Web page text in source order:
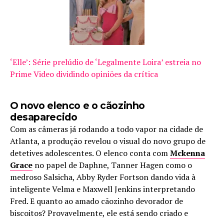
‘Elle’: Série prelúdio de ‘Legalmente Loira’ estreia no
Prime Video dividindo opiniões da crítica
O novo elenco e o cãozinho
desaparecido
Com as câmeras já rodando a todo vapor na cidade de
Atlanta, a produção revelou o visual do novo grupo de
detetives adolescentes. O elenco conta comMckenna
Grace no papel de Daphne, Tanner Hagen como o
medroso Salsicha, Abby Ryder Fortson dando vida à
inteligente Velma e Maxwell Jenkins interpretando
Fred. E quanto ao amado cãozinho devorador de
biscoitos? Provavelmente, ele está sendo criado e